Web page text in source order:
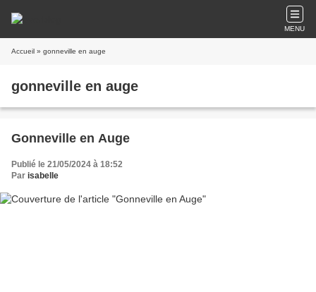
MENU
Accueil » gonneville en auge
gonneville en auge
Gonneville en Auge
Publié le 21/05/2024 à 18:52
Par isabelle